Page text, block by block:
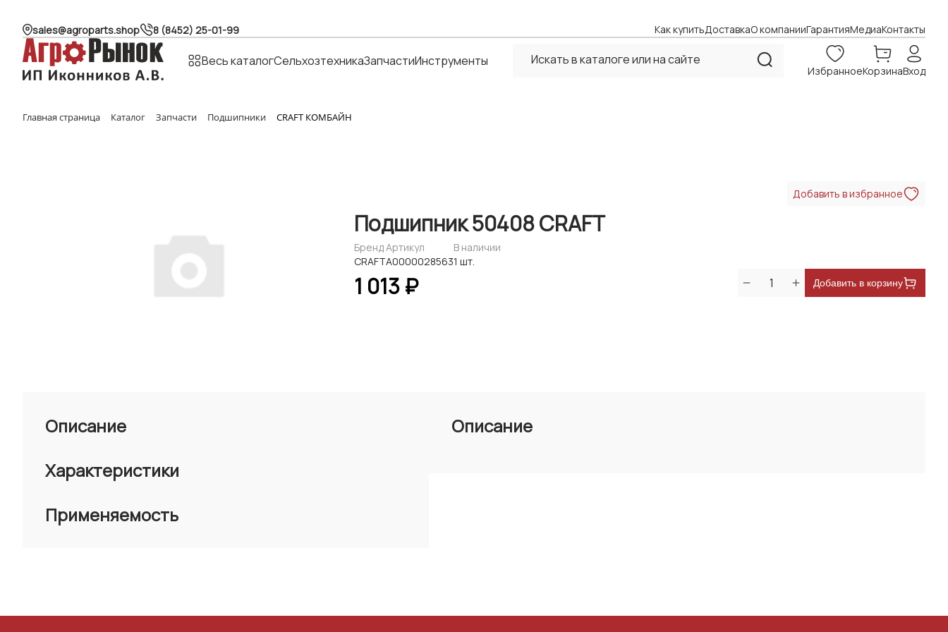
sales@agroparts.shop 8 (8452) 25-01-99 Как купитьДоставкаО компанииГарантияМедиаКонтакты
Весь каталогСельхозтехникаЗапчастиИнструменты
ИзбранноеКорзинаВход
Главная страница Каталог Запчасти Подшипники CRAFT КОМБАЙН
Добавить в избранное
Подшипник 50408 CRAFT
Бренд
CRAFT
Артикул
А0000028563
В наличии
1 шт.
1 013 ₽ Добавить в корзину
Описание
Характеристики
Применяемость
Описание